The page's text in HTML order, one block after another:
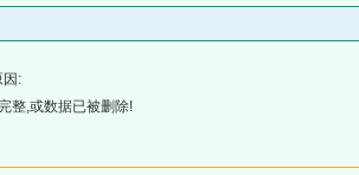
因:
整,或数据已被删除!